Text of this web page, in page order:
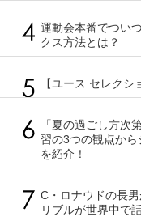
運動会本番でつい
クス方法とは？
【ユース セレクシ
「夏の過ごし方次
習の3つの観点か
を紹介！
C・ロナウドの長
リブルが世界中で